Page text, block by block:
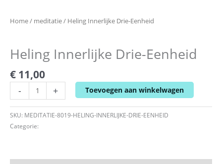
Home/ meditatie/ Heling Innerlijke Drie-Eenheid
Heling Innerlijke Drie-Eenheid
€ 11,00
- + Toevoegen aan winkelwagen
SKU: MEDITATIE-8019-HELING-INNERLIJKE-DRIE-EENHEID
Categorie: